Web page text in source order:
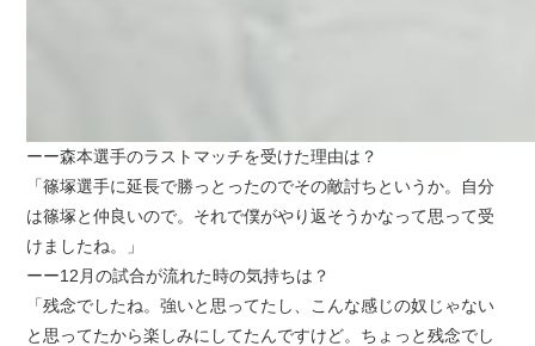
ーー森本選手のラストマッチを受けた理由は？
「篠塚選手に延長で勝っとったのでその敵討ちというか。自分
は篠塚と仲良いので。それで僕がやり返そうかなって思って受
けましたね。」
ーー12月の試合が流れた時の気持ちは？
「残念でしたね。強いと思ってたし、こんな感じの奴じゃない
と思ってたから楽しみにしてたんですけど。ちょっと残念でし